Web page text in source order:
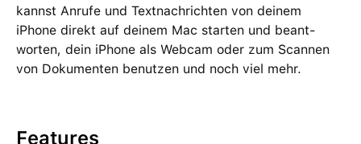
kannst Anrufe und Text­nach­richten von deinem
iPhone direkt auf deinem Mac starten und beant­
worten, dein iPhone als Webcam oder zum Scannen
von Doku­menten be­nutzen und noch viel mehr.
Features